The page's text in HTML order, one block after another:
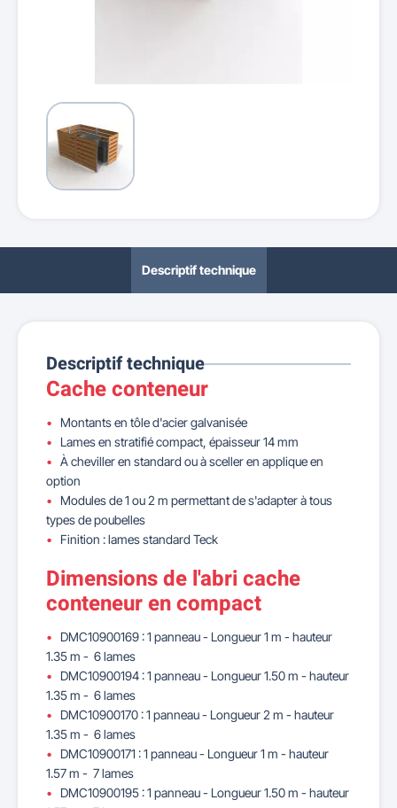
Descriptif technique
Descriptif technique
Cache conteneur
Montants en tôle d'acier galvanisée
Lames en stratifié compact, épaisseur 14 mm
À cheviller en standard ou à sceller en applique en
option
Modules de 1 ou 2 m permettant de s'adapter à tous
types de poubelles
Finition : lames standard Teck
Dimensions de l'abri cache
conteneur en compact
DMC10900169 : 1 panneau - Longueur 1 m - hauteur
1.35 m - 6 lames
DMC10900194 : 1 panneau - Longueur 1.50 m - hauteur
1.35 m - 6 lames
DMC10900170 : 1 panneau - Longueur 2 m - hauteur
1.35 m - 6 lames
DMC10900171 : 1 panneau - Longueur 1 m - hauteur
1.57 m - 7 lames
DMC10900195 : 1 panneau - Longueur 1.50 m - hauteur